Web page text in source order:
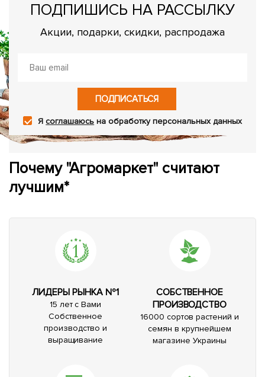
ПОДПИШИСЬ НА РАССЫЛКУ
Акции, подарки, скидки, распродажа
ПОДПИСАТЬСЯ
Ясоглашаюсь на обработку персональных данных
Почему "Агромаркет" считают
лучшим*
ЛИДЕРЫ РЫНКА №1
15 лет с Вами
Собственное
производство и
выращивание
СОБСТВЕННОЕ
ПРОИЗВОДСТВО
16000 сортов растений и
семян в крупнейшем
магазине Украины